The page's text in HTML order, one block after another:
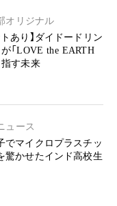
オリジナル
トあり】ダイドードリン
「LOVE the EARTH
指す未来
ュース
でマイクロプラスチッ
かせたインド高校生